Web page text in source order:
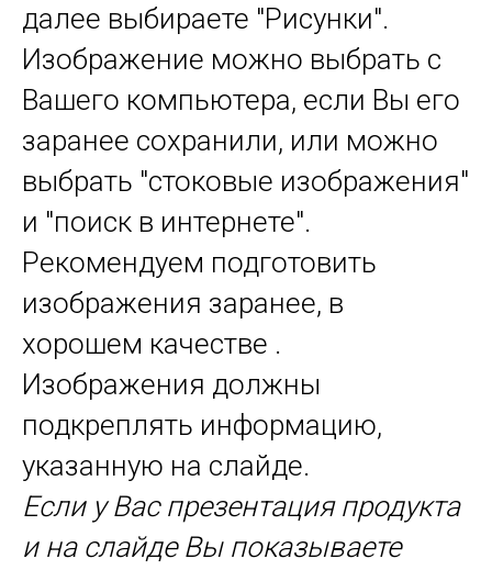
далее выбираете "Рисунки".
Изображение можно выбрать с
Вашего компьютера, если Вы его
заранее сохранили, или можно
выбрать "стоковые изображения"
и "поиск в интернете".
Рекомендуем подготовить
изображения заранее, в
хорошем качестве .
Изображения должны
подкреплять информацию,
указанную на слайде.
Если у Вас презентация продукта
и на слайде Вы показываете